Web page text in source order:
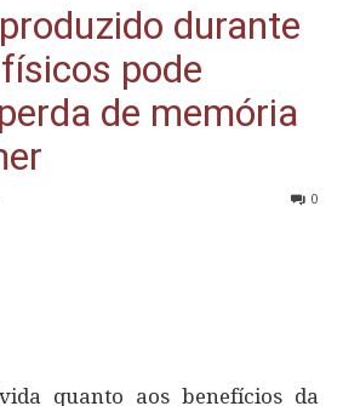
durante
pode
de memória
0
quanto aos benefícios da